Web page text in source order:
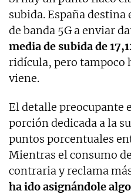
subida. España destina
de banda 5G a enviar
media de subida de
ridícula, pero tampoco
viene.
El detalle preocupante
porción dedicada a la
puntos porcentuales
Mientras el consumo
contraria y reclama
ha ido asignándole